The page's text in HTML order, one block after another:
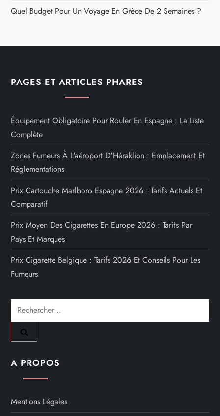
Quel Budget Pour Un Voyage En Grèce De 2 Semaines ?
PAGES ET ARTICLES PHARES
Équipement Obligatoire Pour Rouler En Espagne : La Liste
Complète
Zones Fumeurs À L'aéroport D'Héraklion : Emplacement Et
Réglementations
Prix Cartouche Marlboro Espagne 2026 : Tarifs Actuels Et
Comparatif
Prix Moyen Des Cigarettes En Europe 2026 : Tarifs Par
Pays Et Marques
Prix Cigarette Belgique : Tarifs 2026 Et Conseils Pour Les
Fumeurs
Rechercher :
A PROPOS
Mentions Légales